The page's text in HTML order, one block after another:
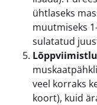
ühtlaseks
muutmiseks
sulatatud
veel korraks
koort), kuid